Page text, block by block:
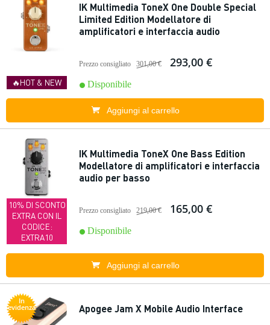
🔥HOT & NEW
IK Multimedia ToneX One Double Special
Limited Edition Modellatore di
amplificatori e interfaccia audio
Prezzo consigliato 301,00 € 293,00 €
Disponibile
Aggiungi al carrello
10% DI SCONTO
EXTRA CON IL
CODICE:
EXTRA10
IK Multimedia ToneX One Bass Edition
Modellatore di amplificatori e interfaccia
audio per basso
Prezzo consigliato 219,00 € 165,00 €
Disponibile
Aggiungi al carrello
In
evidenza Apogee Jam X Mobile Audio Interface